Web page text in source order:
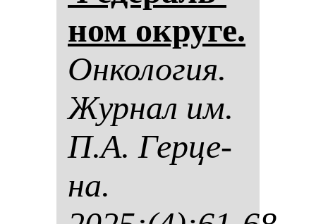
ном ок­ру­ге.
Он­ко­ло­гия.
Жур­нал им.
П.А. Гер­це­
на.